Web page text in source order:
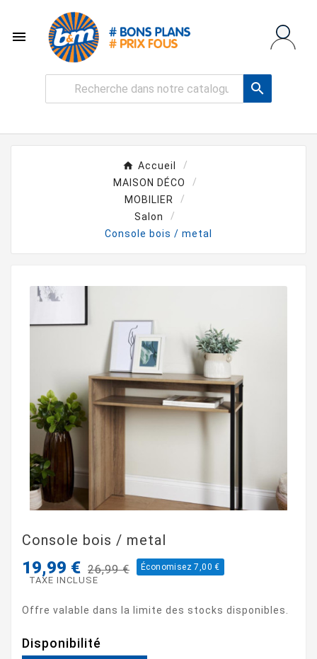


Accueil
MAISON DÉCO
MOBILIER
Salon
Console bois / metal
Console bois / metal
19,99 € 26,99 € Économisez 7,00 €
TAXE INCLUSE
Offre valable dans la limite des stocks disponibles.
Disponibilité